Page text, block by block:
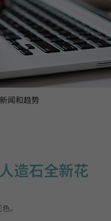
闻和趋势
造石全新花
。